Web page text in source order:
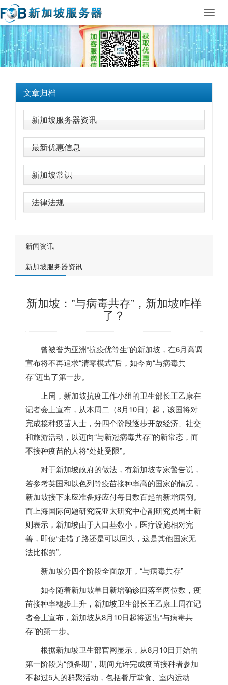
文章归档
新加坡服务器资讯
最新优惠信息
新加坡常识
法律法规
新闻资讯
新加坡服务器资讯
新加坡：”与病毒共存”，新加坡咋样
了？
曾被誉为亚洲“抗疫优等生”的新加坡 ，在6月高调
宣布将不再追求“清零模式”后，如今向“与病毒共
存”迈出了第一步。
上周， 新加坡抗疫工作小组的卫生部长王乙康在
记者会上宣布，从本周二（8月10日）起，该国将对
完成接种疫苗人士，分四个阶段逐步开放经济、社交
和旅游活动，以迈向“与新冠病毒共存”的新常态，而
不接种疫苗的人将“处处受限”。
对于新加坡政府的做法，有新加坡专家警告说，
若参考英国和以色列等疫苗接种率高的国家的情况，
新加坡接下来应准备好应付每日数百起的新增病例。
而上海国际问题研究院亚太研究中心副研究员周士新
则表示， 新加坡由于人口基数小，医疗设施相对完
善，即便“走错了路还是可以回头，这是其他国家无
法比拟的”。
新加坡分四个阶段全面放开，“与病毒共存”
如今随着新加坡单日新增确诊回落至两位数，疫
苗接种率稳步上升， 新加坡卫生部长王乙康上周在记
者会上宣布， 新加坡从8月10日起将迈出“与病毒共
存”的第一步。
根据新加坡卫生部官网显示，从8月10日开始的
第一阶段为“预备期”，期间允许完成疫苗接种者参加
不超过5人的群聚活动，包括餐厅堂食、室内运动